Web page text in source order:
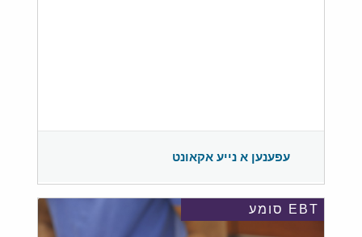
עפענען א נייע אקאונט
EBT סומע